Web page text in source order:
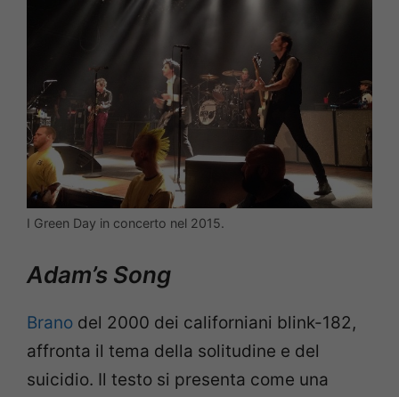
I Green Day in concerto nel 2015.
Adam’s Song
Brano del 2000 dei californiani blink-182,
affronta il tema della solitudine e del
suicidio. Il testo si presenta come una